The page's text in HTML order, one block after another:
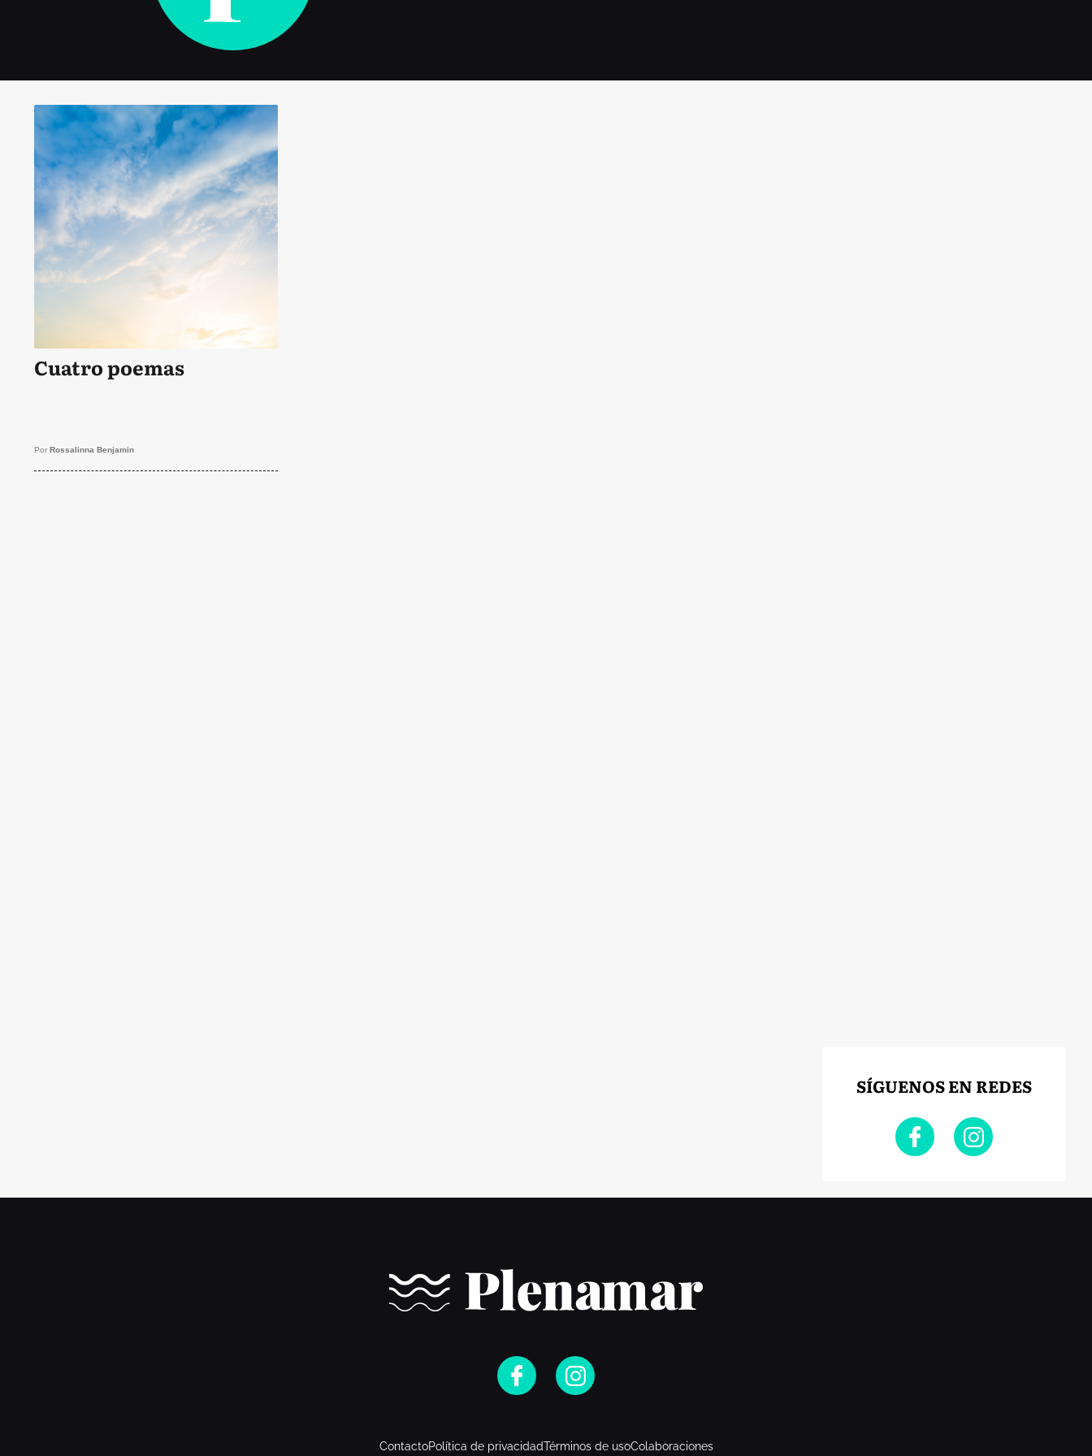
Cuatro poemas
Por Rossalinna Benjamin
SÍGUENOS EN REDES
ContactoPolítica de privacidadTérminos de usoColaboraciones